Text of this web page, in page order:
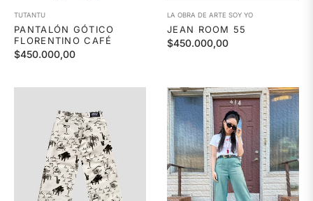
TUTANTU
PANTALÓN GÓTICO
FLORENTINO CAFÉ
Precio
$450.000,00
LA OBRA DE ARTE SOY YO
JEAN ROOM 55
Precio
$450.000,00